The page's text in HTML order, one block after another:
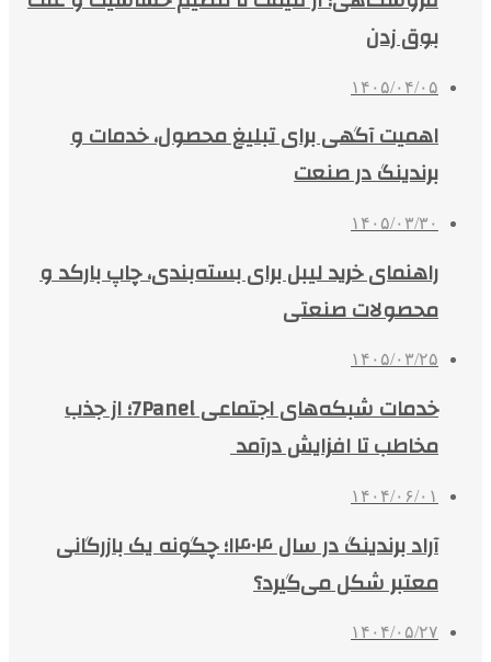
بوق زدن
۱۴۰۵/۰۴/۰۵
اهمیت آگهی برای تبلیغ محصول، خدمات و
برندینگ در صنعت
۱۴۰۵/۰۳/۳۰
راهنمای خرید لیبل برای بسته‌بندی، چاپ بارکد و
محصولات صنعتی
۱۴۰۵/۰۳/۲۵
خدمات شبکه‌های اجتماعی 7Panel؛ از جذب
مخاطب تا افزایش درآمد
۱۴۰۴/۰۶/۰۱
آراد برندینگ در سال ۱۴۰۴؛ چگونه یک بازرگانی
معتبر شکل می‌گیرد؟
۱۴۰۴/۰۵/۲۷